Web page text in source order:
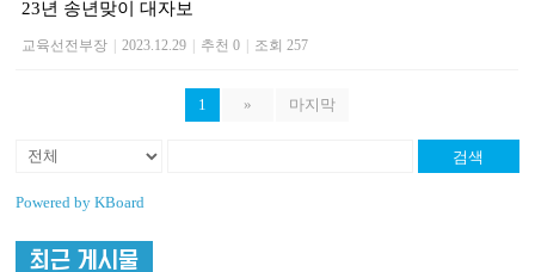
23년 송년맞이 대자보
교육선전부장 | 2023.12.29 | 추천 0 | 조회 257
1 » 마지막
검색
Powered by KBoard
최근 게시물